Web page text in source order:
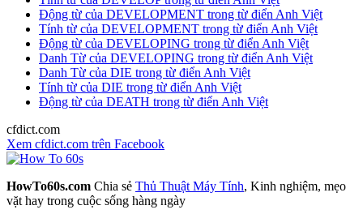
Động từ của DEVELOPMENT trong từ điển Anh Việt
Tính từ của DEVELOPMENT trong từ điển Anh Việt
Động từ của DEVELOPING trong từ điển Anh Việt
Danh Từ của DEVELOPING trong từ điển Anh Việt
Danh Từ của DIE trong từ điển Anh Việt
Tính từ của DIE trong từ điển Anh Việt
Động từ của DEATH trong từ điển Anh Việt
cfdict.com
Xem cfdict.com trên Facebook
HowTo60s.com Chia sẻ Thủ Thuật Máy Tính, Kinh nghiệm, mẹo
vặt hay trong cuộc sống hàng ngày